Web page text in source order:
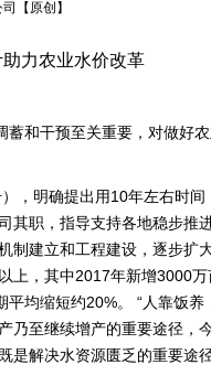
【原创】
力农业水价改革
和干预至关重要，对做好
明确提出用10年左右时间
其职，指导支持各地稳步推
制建立和工程建设，逐步扩
上，其中2017年新增3000
均缩短约20%。 “人靠饭养
乃至继续增产的重要途径，
是解决水资源匮乏的重要途